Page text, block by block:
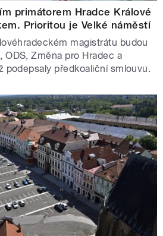
primátorem Hradce Králové
Prioritou je Velké náměstí
magistrátu budou
ODS, Změna pro Hradec a
podepsaly předkoaliční smlouvu.